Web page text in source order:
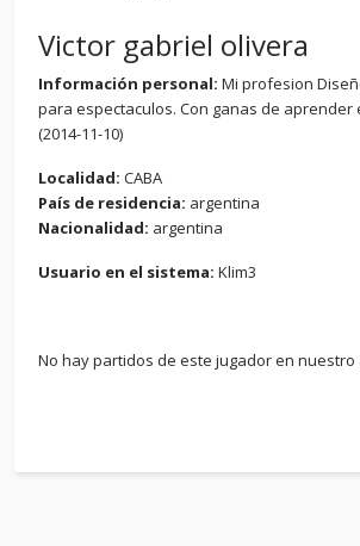
Victor gabriel olivera
Información personal: Mi profesion
para espectaculos. Con ganas de aprender
(2014-11-10)
Localidad: CABA
País de residencia: argentina
Nacionalidad: argentina
Usuario en el sistema: Klim3
No hay partidos de este jugador en nuestro